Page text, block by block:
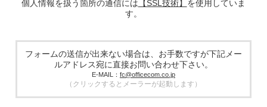
5. 個人情報の取り扱い業務の委託
場合があります。その際、弊社は、個人情報を適切に保護で
きる管理体制を敷き実行していることを条件として委託先を
厳選したうえで、機密保持契約を委託先と締結し、お客様の
個人情報を厳密に管理させます。
個人情報を扱う箇所の通信には 【SSL技術】 を使用していま
す。
フォームの送信が出来ない場合は、お手数ですが下記メー
ルアドレス宛に直接お問い合わせ下さい。
E-MAIL： fc@officecom.co.jp
（クリックするとメーラーが起動します）